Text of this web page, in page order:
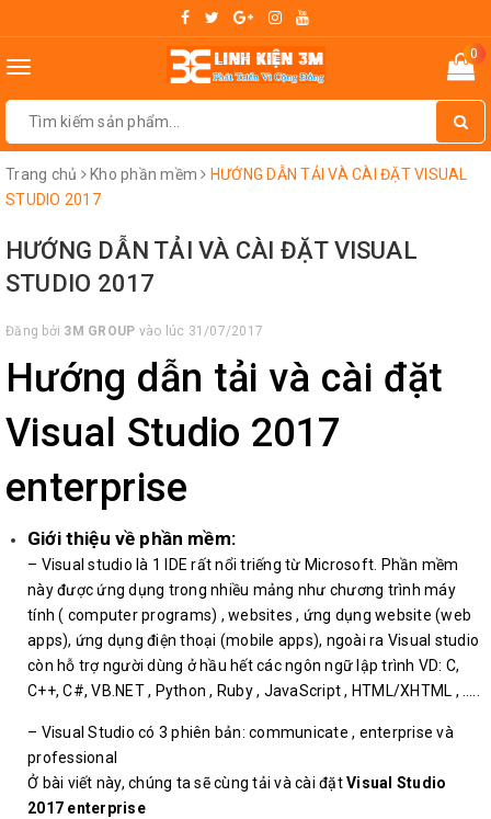
Toggle
0
Trang chủ Kho phần mềm
HƯỚNG DẪN TẢI VÀ CÀI ĐẶT VISUAL
STUDIO 2017
HƯỚNG DẪN TẢI VÀ CÀI ĐẶT VISUAL
STUDIO 2017
Đăng bởi 3M GROUP vào lúc 31/07/2017
Hướng dẫn tải và cài đặt
Visual Studio 2017
enterprise
Giới thiệu về phần mềm:
– Visual studio là 1 IDE rất nổi triếng từ Microsoft. Phần mềm
này được ứng dụng trong nhiều mảng như chương trình máy
tính ( computer programs) , websites , ứng dụng website (web
apps), ứng dụng điện thoại (mobile apps), ngoài ra Visual studio
còn hỗ trợ người dùng ở hầu hết các ngôn ngữ lập trình VD: C,
C++, C#, VB.NET , Python , Ruby , JavaScript , HTML/XHTML , …..
– Visual Studio có 3 phiên bản: communicate , enterprise và
professional
Ở bài viết này, chúng ta sẽ cùng tải và cài đặtVisual Studio
2017 enterprise